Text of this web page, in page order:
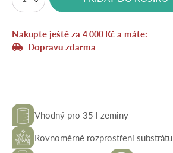
na
travní
60/32
T
-
Nakupte ještě za 4 000 Kč a máte:
Dopravu zdarma
Vhodný pro 35 l zeminy
Rovnoměrné rozprostření substrátu